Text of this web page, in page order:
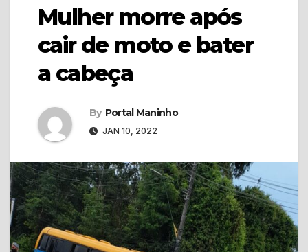
Mulher morre após
cair de moto e bater
a cabeça
By Portal Maninho
JAN 10, 2022